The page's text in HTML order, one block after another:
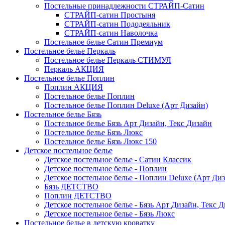
Постельные принадлежности СТРАЙП-Сатин
СТРАЙП-сатин Простыня
СТРАЙП-сатин Пододеяльник
СТРАЙП-сатин Наволочка
Постельное белье Сатин Премиум
Постельное белье Перкаль
Постельное белье Перкаль СТИМУЛ
Перкаль АКЦИЯ
Постельное белье Поплин
Поплин АКЦИЯ
Постельное белье Поплин
Постельное белье Поплин Deluxe (Арт Дизайн)
Постельное белье Бязь
Постельное белье Бязь Арт Дизайн, Текс Дизайн
Постельное белье Бязь Люкс
Постельное белье Бязь Люкс 150
Детское постельное белье
Детское постельное белье - Сатин Классик
Детское постельное белье - Поплин
Детское постельное белье - Поплин Deluxe (Арт
Бязь ДЕТСТВО
Поплин ДЕТСТВО
Детское постельное белье - Бязь Арт Дизайн, Текс
Детское постельное белье - Бязь Люкс
Постельное белье в детскую кроватку